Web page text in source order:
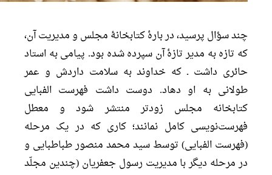
چند سؤال پرسید، در بارۀ کتابخانۀ مجلس و مدیریت آن،
که تازه به مدیر تازۀ آن سپرده شده بود. پیامی به استاد
حائری داشت ـ که خداوند به سلامت داردش و عمر
طولانی به او دهاد. دوست داشت فهرست الفبایی
کتابخانه مجلس زودتر منتشر شود و معطل
فهرست‌نویسی کامل نمانند؛ کاری که در یک مرحله
(فهرست الفبایی) توسط سید محمد منصور طباطبایی و
در مرحله دیگر با مدیریت رسول جعفریان (چندین مجلّد